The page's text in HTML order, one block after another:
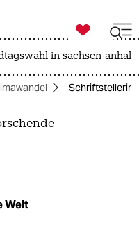

taz zahl ich
in sachsen-anhalt
Schriftstellerin
Welt